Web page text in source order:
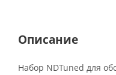
Описание
Набор NDTuned для